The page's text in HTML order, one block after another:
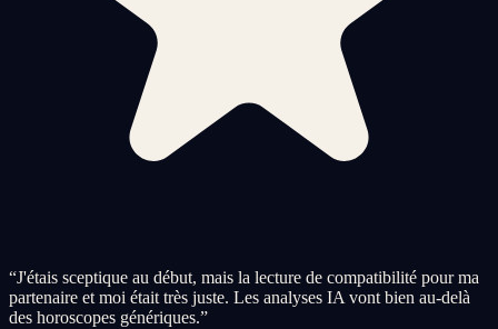
“J'étais sceptique au début, mais la lecture de compatibilité pour ma
partenaire et moi était très juste. Les analyses IA vont bien au-delà
des horoscopes génériques.”